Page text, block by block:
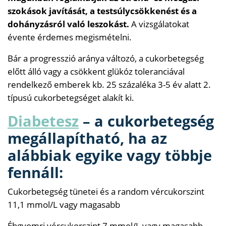
szokások javítását, a testsúlycsökkenést és a
dohányzásról való leszokást. A vizsgálatokat
évente érdemes megismételni.
Bár a progresszió aránya változó, a cukorbetegség
előtt álló vagy a csökkent glükóz toleranciával
rendelkező emberek kb. 25 százaléka 3-5 év alatt 2.
típusú cukorbetegséget alakít ki.
Diabetesz – a cukorbetegség
megállapítható, ha az
alábbiak egyike vagy többje
fennáll:
Cukorbetegség tünetei és a random vércukorszint
11,1 mmol/L vagy magasabb